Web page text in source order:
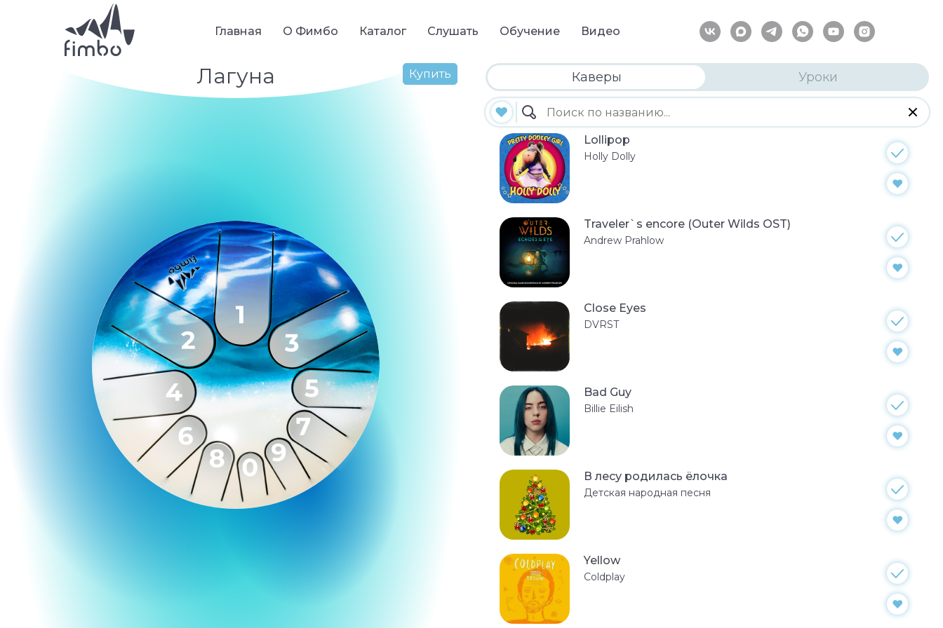
Главная О Фимбо Каталог Слушать Обучение Видео
Лагуна Купить Каверы Уроки
Lollipop
Holly Dolly
Traveler`s encore (Outer Wilds OST)
Andrew Prahlow
Close Eyes
DVRST
Bad Guy
Billie Eilish
В лесу родилась ёлочка
Детская народная песня
Yellow
Coldplay